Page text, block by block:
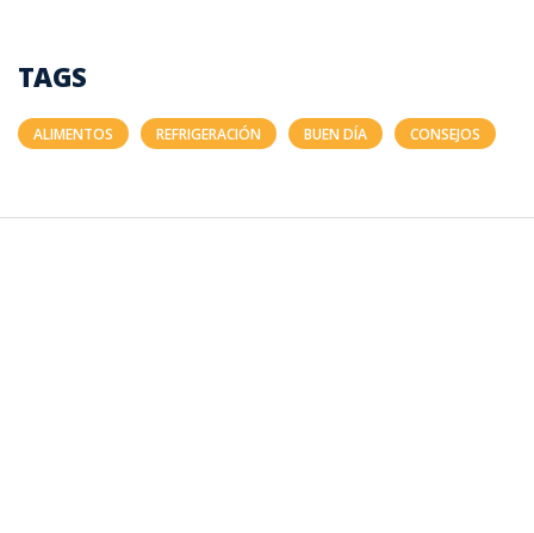
TAGS
ALIMENTOS REFRIGERACIÓN BUEN DÍA CONSEJOS